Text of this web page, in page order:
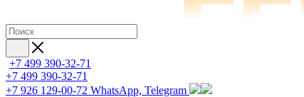
+7 499 390-32-71
+7 499 390-32-71
+7 926 129-00-72 WhatsApp, Telegram